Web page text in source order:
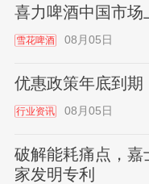
喜力啤酒中国市场
雪花啤酒 08月05日
优惠政策年底到期
行业资讯 08月05日
破解能耗痛点，嘉
家发明专利